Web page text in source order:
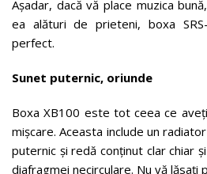
Așadar, dacă vă place muzica
ea alături de prieteni, boxa
perfect.
Sunet puternic, oriunde
Boxa XB100 este tot ceea ce
mișcare. Aceasta include un
puternic și redă conținut clar chiar
diafragmei necirculare. Nu vă lăsați